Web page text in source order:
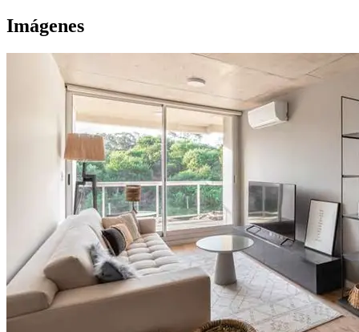
Imágenes